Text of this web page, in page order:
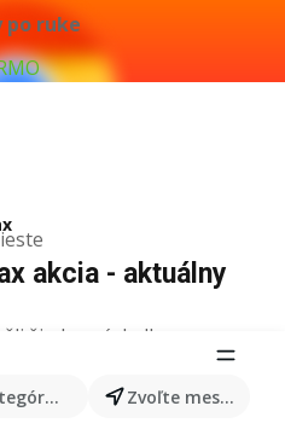
po ruke
produkty... Zvoľte mesto
akcia - aktuálny
žiadne výsledky.